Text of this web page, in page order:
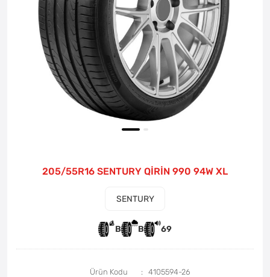
205/55R16 SENTURY QİRİN 990 94W XL
SENTURY
B B 69
Ürün Kodu
4105594-26